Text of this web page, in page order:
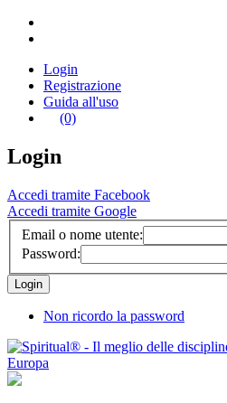
Login
Registrazione
Guida all'uso
(0)
Login
Accedi tramite Facebook
Accedi tramite Google
Email o nome utente:
Password:
Non ricordo la password